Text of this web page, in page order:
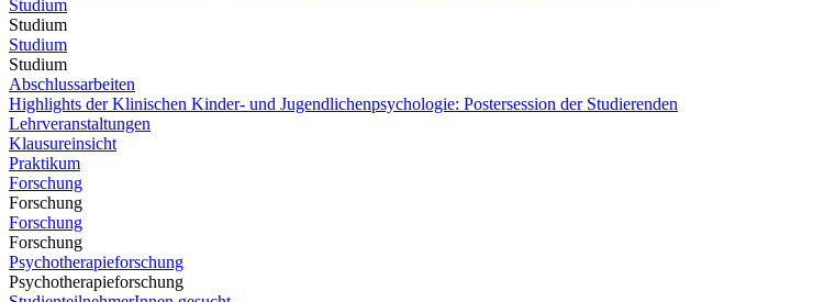
Studium
Studium
Studium
Studium
Abschlussarbeiten
Highlights der Klinischen Kinder- und Jugendlichenpsychologie: Postersession der Studierenden
Lehrveranstaltungen
Klausureinsicht
Praktikum
Forschung
Forschung
Forschung
Forschung
Psychotherapieforschung
Psychotherapieforschung